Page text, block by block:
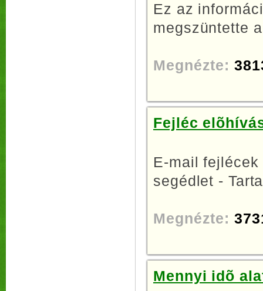
Ez az
megszüntette
Megnézte:
Fejléc
E-mail
segédlet -
Megnézte:
Mennyi idõ